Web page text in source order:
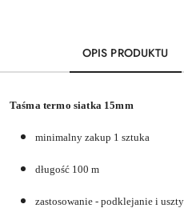
OPIS PRODUKTU
Taśma termo siatka 15mm
minimalny zakup 1 sztuka
długość 100 m
zastosowanie - podklejanie i